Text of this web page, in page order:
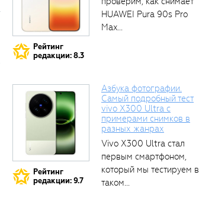
Рейтинг
редакции: 8.3
HUAWEI Pura 90s Pro
Max...
Рейтинг
редакции: 9.7
Азбука фотографии.
Самый подробный тест
vivo X300 Ultra с
примерами снимков в
разных жанрах
Vivo X300 Ultra стал
первым смартфоном,
который мы тестируем в
таком...